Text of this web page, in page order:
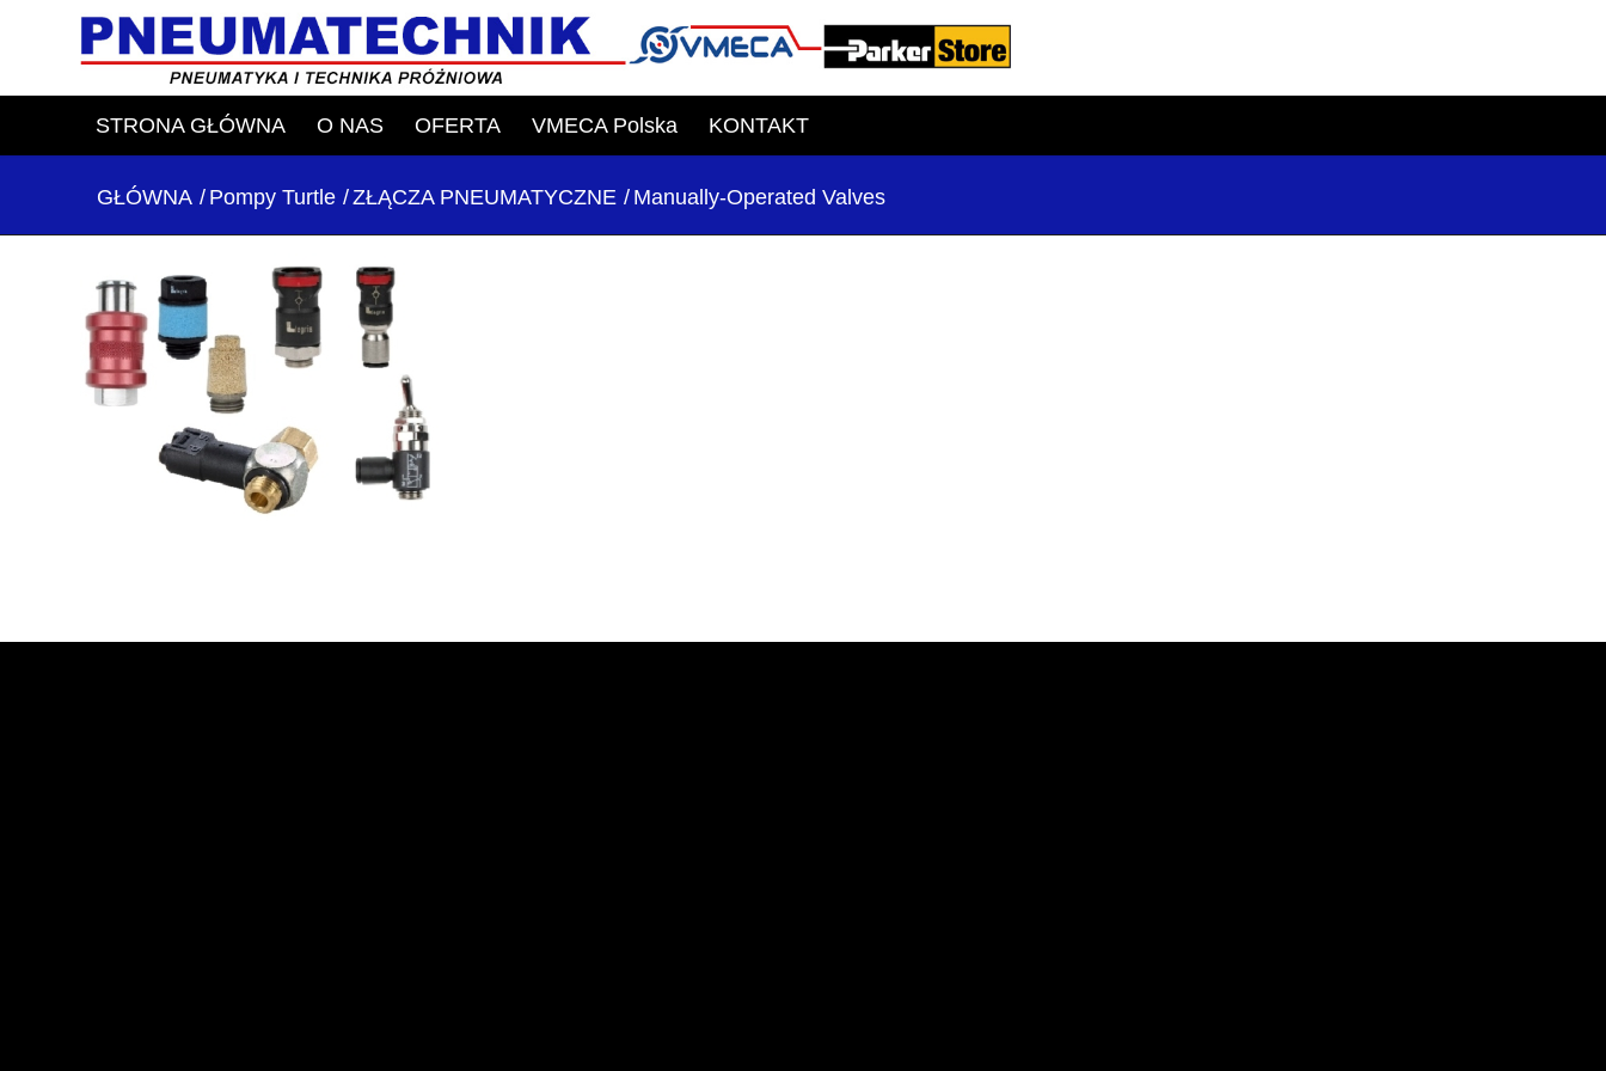
STRONA GŁÓWNA O NAS OFERTA VMECA Polska KONTAKT
GŁÓWNA / Pompy Turtle /ZŁĄCZA PNEUMATYCZNE / Manually-Operated Valves